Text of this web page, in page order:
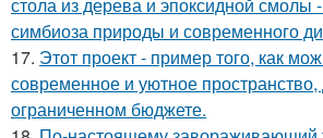
симбиоза природы и современного
17. Этот проект - пример того, как
современное и уютное
ограниченном бюджете.